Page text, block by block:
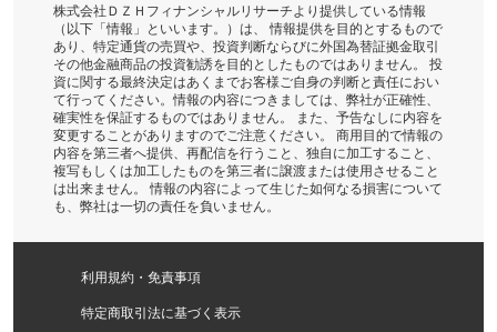
株式会社ＤＺＨフィナンシャルリサーチより提供している情報
（以下「情報」といいます。）は、 情報提供を目的とするもので
あり、特定通貨の売買や、投資判断ならびに外国為替証拠金取引
その他金融商品の投資勧誘を目的としたものではありません。 投
資に関する最終決定はあくまでお客様ご自身の判断と責任におい
て行ってください。情報の内容につきましては、弊社が正確性、
確実性を保証するものではありません。 また、予告なしに内容を
変更することがありますのでご注意ください。 商用目的で情報の
内容を第三者へ提供、再配信を行うこと、独自に加工すること、
複写もしくは加工したものを第三者に譲渡または使用させること
は出来ません。 情報の内容によって生じた如何なる損害について
も、弊社は一切の責任を負いません。
利用規約・免責事項
特定商取引法に基づく表示